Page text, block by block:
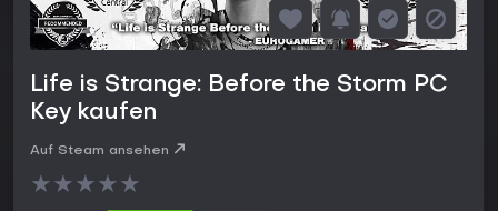
Life is Strange: Before the Storm PC
Key kaufen
Auf Steam ansehen
★★★★★